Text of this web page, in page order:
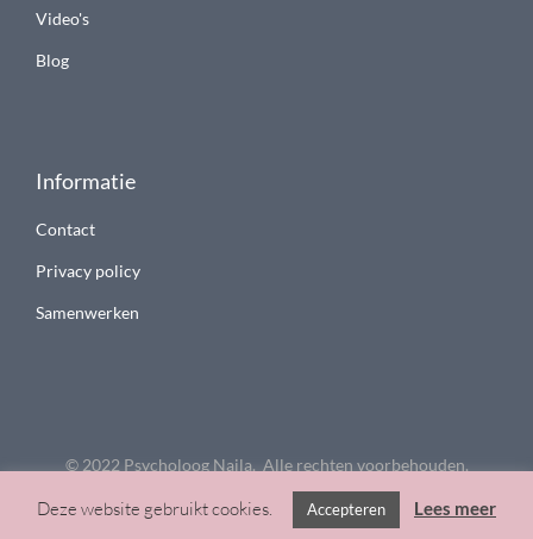
Video's
Blog
Informatie
Contact
Privacy policy
Samenwerken
© 2022 Psycholoog Najla. Alle rechten voorbehouden.
Deze website gebruikt cookies. Accepteren Lees meer